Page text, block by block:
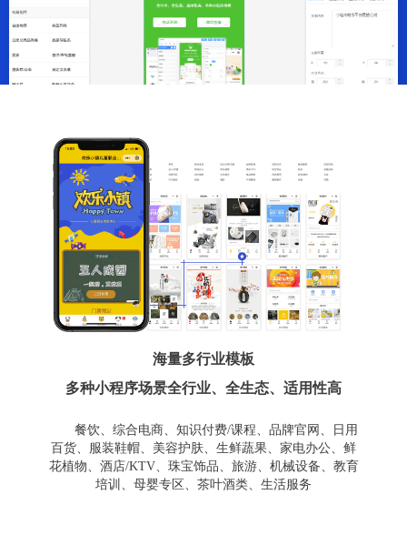
海量多行业模板
多种小程序场景全行业、全生态、适用性高
餐饮、综合电商、知识付费/课程、品牌官网、日用
百货、服装鞋帽、美容护肤、生鲜蔬果、家电办公、鲜
花植物、酒店/KTV、珠宝饰品、旅游、机械设备、教育
培训、母婴专区、茶叶酒类、生活服务